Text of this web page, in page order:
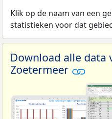
Klik op de naam van een
statistieken voor dat
Download alle data
Zoetermeer